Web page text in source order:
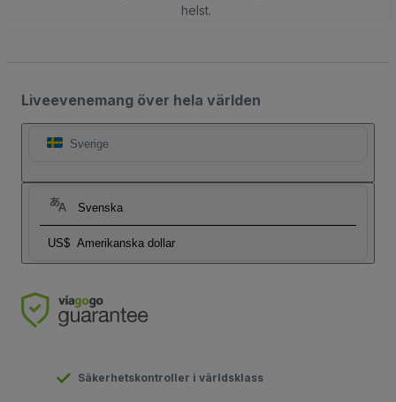
helst.
Liveevenemang över hela världen
Sverige
Svenska
US$ Amerikanska dollar
Säkerhetskontroller i världsklass